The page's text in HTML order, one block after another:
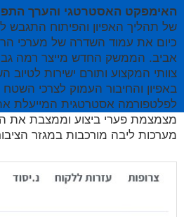
האימפקט האסטרטגי והערך
של תהליך האפיון והפיתוח התגבש
כיום את עמוד השדרה של מערכי
אביב. הממשק החדש מייצר רמה
צוותי המקצוע ותורם ישירות לטיוב
באפיון והחיבור העמוק לצרכי
לפלטפורמה אסטרטגית המייעלת
מצמצמת פערי ביצוע וממצבת את
מערכות ליבה מורכבות במגזר